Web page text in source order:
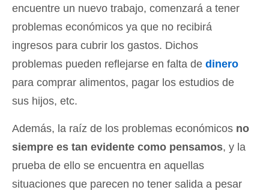
encuentre un nuevo trabajo, comenzará a tener
problemas económicos ya que no recibirá
ingresos para cubrir los gastos. Dichos
problemas pueden reflejarse en falta de dinero
para comprar alimentos, pagar los estudios de
sus hijos, etc.
Además, la raíz de los problemas económicos no
siempre es tan evidente como pensamos, y la
prueba de ello se encuentra en aquellas
situaciones que parecen no tener salida a pesar